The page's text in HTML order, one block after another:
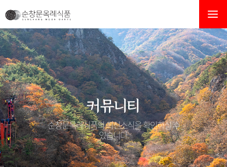
봄에 방풍나물 > 공지사항
커뮤니티
순창문옥례식품의 최신소식을 확인하실 수
있습니다.